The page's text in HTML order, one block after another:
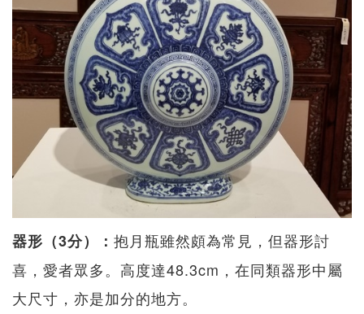
器形（3分）： 抱月瓶雖然頗為常見，但器形討
喜，愛者眾多。高度達48.3cm，在同類器形中屬
大尺寸，亦是加分的地方。